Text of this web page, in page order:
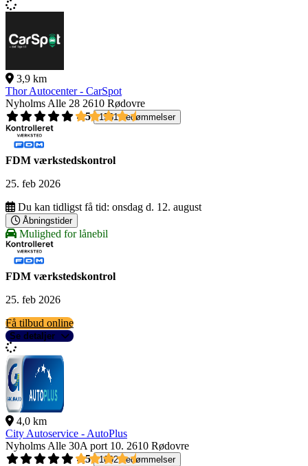
3,9 km
Thor Autocenter - CarSpot
Nyholms Alle 28 2610 Rødovre
4,5
1561 bedømmelser
FDM værkstedskontrol
25. feb 2026
Du kan tidligst få tid: onsdag d. 12. august
Åbningstider
Mulighed for lånebil
FDM værkstedskontrol
25. feb 2026
Få tilbud online
Se detaljer
4,0 km
City Autoservice - AutoPlus
Nyholms Alle 30A port 10. 2610 Rødovre
4,5
1092 bedømmelser